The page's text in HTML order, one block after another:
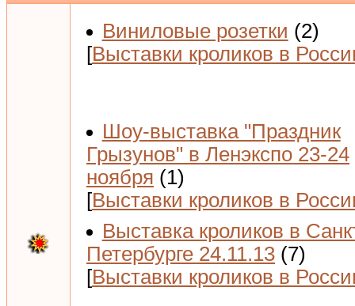
Виниловые розетки (2)
[Выставки кроликов в
Шоу-выставка "Праздник
Грызунов" в Ленэкспо 23-24
ноября (1)
[Выставки кроликов в
Выставка кроликов в
Петербурге 24.11.13 (7)
[Выставки кроликов в